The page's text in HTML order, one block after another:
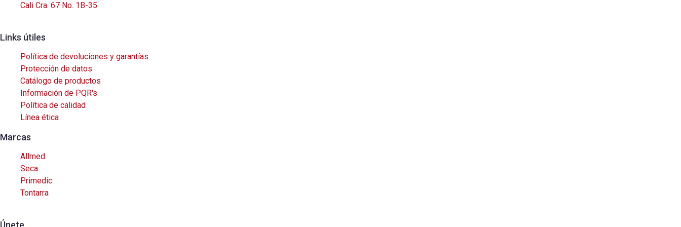
Cali Cra. 67 No. 1B-35
Links útiles
Política de devoluciones y garantías
Protección de datos
Catálogo de productos
Información de PQR's
Política de calidad
Línea ética
Marcas
Allmed
Seca
Primedic
Tontarra
Únete